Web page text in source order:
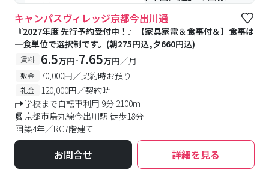
#食事付き #女性専用フロアあり
キャンパスヴィレッジ京都今出川通
『2027年度 先行予約受付中！』【家具家電＆食事付＆】食事は
一食単位で選択制です。(朝275円込,夕660円込)
賃料 6.5万円-7.65万円／月
敷金 70,000円／契約時お預り
礼金
120,000円／契約時
学校まで自転車利用 9分 2100m
京都市烏丸線今出川駅 徒歩18分
築4年／RC7階建て
お問合せ 詳細を見る